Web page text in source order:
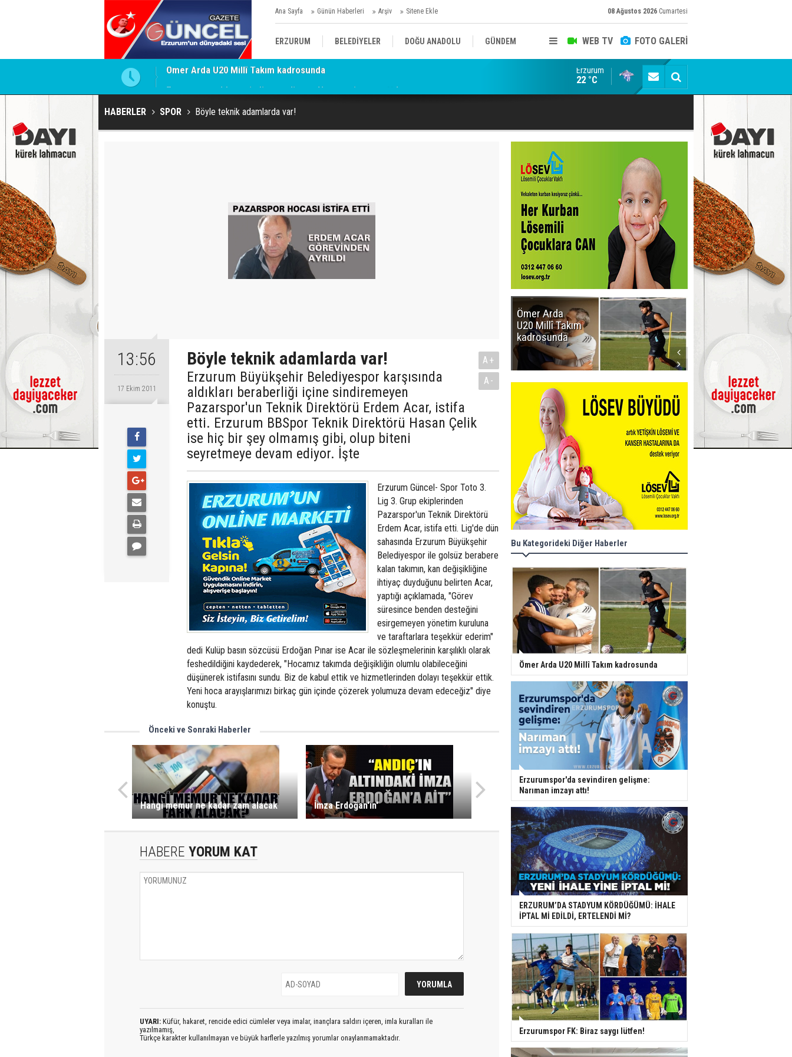
Ana Sayfa Günün Haberleri Arşiv Sitene Ekle 08 Ağustos 2026 Cumartesi
WEB TV FOTO GALERİ
ERZURUM BELEDİYELER DOĞU ANADOLU GÜNDEM
SİYASET
KÜLTÜR/SANAT//MAĞAZİN
Erzurumspor'da sevindiren gelişme: Narıman imzayı attı! Terörsüz Türkiye yasa teklifi, Meclis Adalet
Erzurum
22 °C
HABERLER SPOR Böyle teknik adamlarda var!
13:56
17 Ekim 2011
Böyle teknik adamlarda var!
Erzurum Büyükşehir Belediyespor karşısında
aldıkları beraberliği içine sindiremeyen
Pazarspor'un Teknik Direktörü Erdem Acar, istifa
etti. Erzurum BBSpor Teknik Direktörü Hasan Çelik
ise hiç bir şey olmamış gibi, olup biteni
seyretmeye devam ediyor. İşte
A+
A-
Erzurum Güncel- Spor Toto 3.
Lig 3. Grup ekiplerinden
Pazarspor'un Teknik Direktörü
Erdem Acar, istifa etti. Lig'de dün
sahasında Erzurum Büyükşehir
Belediyespor ile golsüz berabere
kalan takımın, kan değişikliğine
ihtiyaç duyduğunu belirten Acar,
yaptığı açıklamada, "Görev
süresince benden desteğini
esirgemeyen yönetim kuruluna
ve taraftarlara teşekkür ederim"
dedi Kulüp basın sözcüsü Erdoğan Pınar ise Acar ile sözleşmelerinin karşılıklı olarak
feshedildiğini kaydederek, "Hocamız takımda değişikliğin olumlu olabileceğini
düşünerek istifasını sundu. Biz de kabul ettik ve hizmetlerinden dolayı teşekkür ettik.
Yeni hoca arayışlarımızı birkaç gün içinde çözerek yolumuza devam edeceğiz" diye
konuştu.
Önceki ve Sonraki Haberler
Hangi memur ne kadar zam alacak İmza Erdoğan'ın'
HABERE YORUM KAT
UYARI: Küfür, hakaret, rencide edici cümleler veya imalar, inançlara saldırı içeren, imla kuralları ile
yazılmamış,
Türkçe karakter kullanılmayan ve büyük harflerle yazılmış yorumlar onaylanmamaktadır.
Ömer Arda
U20 Millî Takım
kadrosunda
lütfen!
Bu Kategorideki Diğer Haberler
Ömer Arda U20 Millî Takım kadrosunda
Erzurumspor'da sevindiren gelişme:
Narıman imzayı attı!
ERZURUM’DA STADYUM KÖRDÜĞÜMÜ: İHALE
İPTAL Mİ EDİLDİ, ERTELENDİ Mİ?
Erzurumspor FK: Biraz saygı lütfen!